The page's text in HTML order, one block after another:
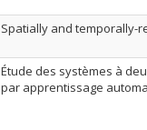
Spatially and temporally-
Étude des systèmes à
par apprentissage